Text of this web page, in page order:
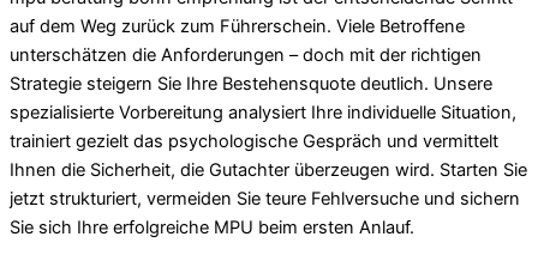
auf dem Weg zurück zum Führerschein. Viele Betroffene
unterschätzen die Anforderungen – doch mit der richtigen
Strategie steigern Sie Ihre Bestehensquote deutlich. Unsere
spezialisierte Vorbereitung analysiert Ihre individuelle Situation,
trainiert gezielt das psychologische Gespräch und vermittelt
Ihnen die Sicherheit, die Gutachter überzeugen wird. Starten Sie
jetzt strukturiert, vermeiden Sie teure Fehlversuche und sichern
Sie sich Ihre erfolgreiche MPU beim ersten Anlauf.